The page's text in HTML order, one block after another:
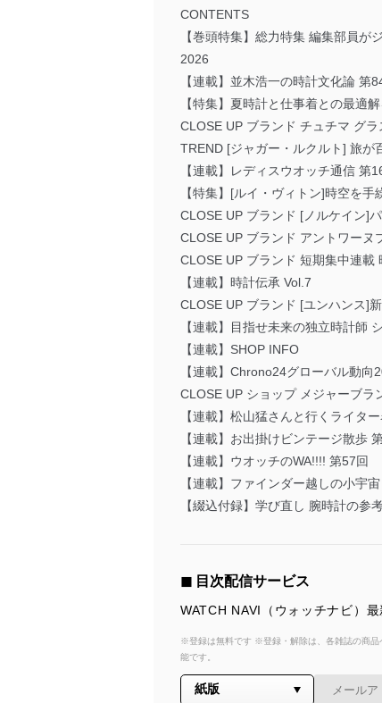
CONTENTS
【巻頭特集】総力特集 編集部員
2026
【連載】並木浩一の時計文化論 第
【特集】夏時計と仕事着との最適
CLOSE UP ブランド チュチマ グ
TREND [ジャガー・ルクルト] 旅が
【連載】レディスウオッチ通信 第
【特集】[ルイ・ヴィトン]時空を
CLOSE UP ブランド [ノルケイン]
CLOSE UP ブランド アントワーヌ
CLOSE UP ブランド 短期集中連
【連載】時計伝承 Vol.7
CLOSE UP ブランド [ユンハンス]
【連載】目指せ未来の独立時計師
【連載】SHOP INFO
【連載】Chrono24グローバル動向
CLOSE UP ショップ メジャーブ
【連載】松山猛さんと行くライタ
【連載】お出掛けビンテージ散歩
【連載】ウオッチのWA!!!! 第57回
【連載】ファインダー越しの小宇宙
【綴込付録】学び直し 腕時計の参
◼︎ 目次配信サービス
WATCH NAVI（ウォッチナビ）
※登録は無料です ※登録・解除は、各雑誌の商品
能です。